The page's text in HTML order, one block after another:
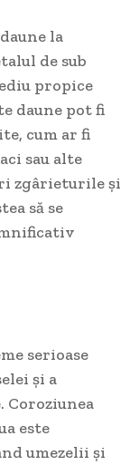
la
de sub
propice
daune pot fi
cum ar fi
sau alte
zgârieturile și
să se
serioase
și a
este
umezelii și